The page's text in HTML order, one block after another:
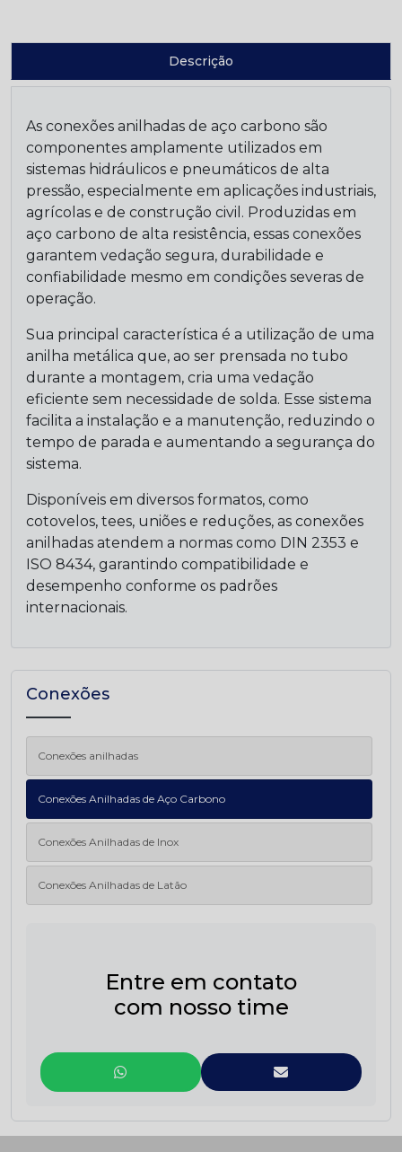
Descrição
As conexões anilhadas de aço carbono são
componentes amplamente utilizados em
sistemas hidráulicos e pneumáticos de alta
pressão, especialmente em aplicações industriais,
agrícolas e de construção civil. Produzidas em
aço carbono de alta resistência, essas conexões
garantem vedação segura, durabilidade e
confiabilidade mesmo em condições severas de
operação.
Sua principal característica é a utilização de uma
anilha metálica que, ao ser prensada no tubo
durante a montagem, cria uma vedação
eficiente sem necessidade de solda. Esse sistema
facilita a instalação e a manutenção, reduzindo o
tempo de parada e aumentando a segurança do
sistema.
Disponíveis em diversos formatos, como
cotovelos, tees, uniões e reduções, as conexões
anilhadas atendem a normas como DIN 2353 e
ISO 8434, garantindo compatibilidade e
desempenho conforme os padrões
internacionais.
Conexões
Conexões anilhadas
Conexões Anilhadas de Aço Carbono
Conexões Anilhadas de Inox
Conexões Anilhadas de Latão
Entre em contato
com nosso time